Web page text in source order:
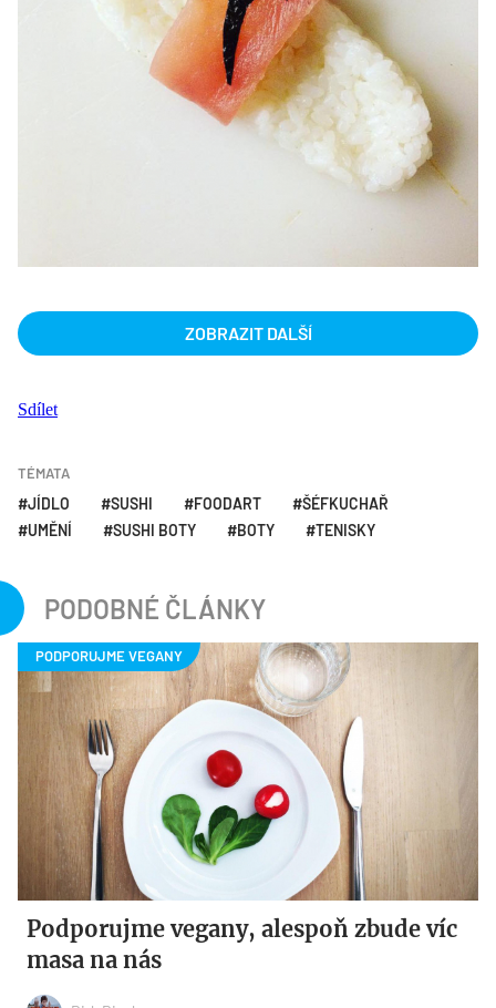
ZOBRAZIT DALŠÍ
Sdílet
TÉMATA
JÍDLO SUSHI FOODART
ŠÉFKUCHAŘ
UMĚNÍ
SUSHI BOTY BOTY TENISKY
PODOBNÉ ČLÁNKY
Podporujme vegany, alespoň zbude víc
masa na nás